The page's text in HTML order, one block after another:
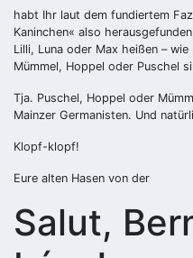
habt Ihr laut dem fundiertem
Kaninchen« also
Lilli, Luna oder Max heißen –
Mümmel, Hoppel oder Puschel
Tja. Puschel, Hoppel oder
Mainzer Germanisten. Und
Klopf-klopf!
Eure alten Hasen von der
Salut,